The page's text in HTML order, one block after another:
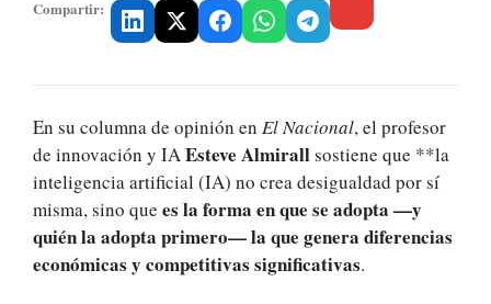
Compartir:
En su columna de opinión en El Nacional, el profesor
de innovación y IAEsteve Almirallsostiene que **la
inteligencia artificial (IA) no crea desigualdad por sí
misma, sino que es la forma en que se adopta —y
quién la adopta primero— la que genera diferencias
económicas y competitivas significativas.